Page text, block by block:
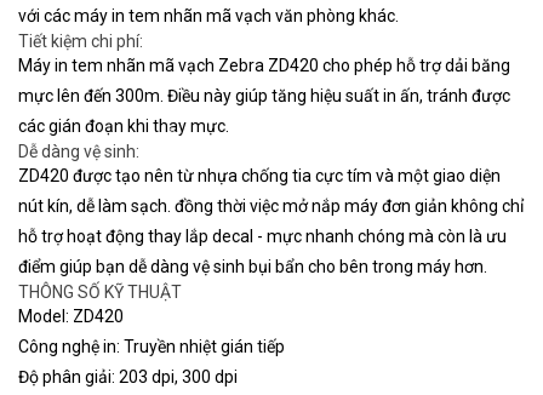
với các máy in tem nhãn mã vạch văn phòng khác.
Tiết kiệm chi phí:
Máy in tem nhãn mã vạch Zebra ZD420 cho phép hỗ trợ dải băng
mực lên đến 300m. Điều này giúp tăng hiệu suất in ấn, tránh được
các gián đoạn khi thay mực.
Dễ dàng vệ sinh:
ZD420 được tạo nên từ nhựa chống tia cực tím và một giao diện
nút kín, dễ làm sạch. đồng thời việc mở nắp máy đơn giản không chỉ
hỗ trợ hoạt động thay lắp decal - mực nhanh chóng mà còn là ưu
điểm giúp bạn dễ dàng vệ sinh bụi bẩn cho bên trong máy hơn.
THÔNG SỐ KỸ THUẬT
Model: ZD420
Công nghệ in: Truyền nhiệt gián tiếp
Độ phân giải: 203 dpi, 300 dpi